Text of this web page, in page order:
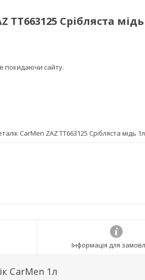
Срібляста
покидаючи сайту.
CarMen ZAZ TT663125 Срібляста мідь
Інформація для
CarMen 1л